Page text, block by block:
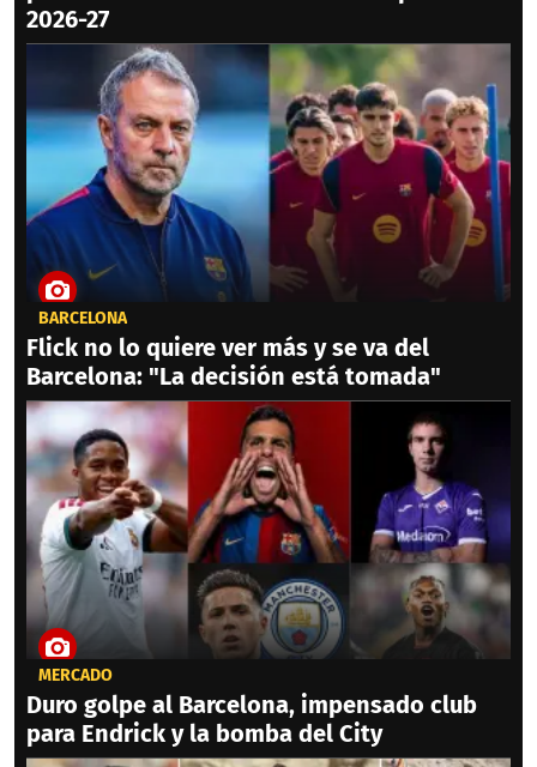
2026-27
BARCELONA
Flick no lo quiere ver más y se va del
Barcelona: "La decisión está tomada"
MERCADO
Duro golpe al Barcelona, impensado club
para Endrick y la bomba del City